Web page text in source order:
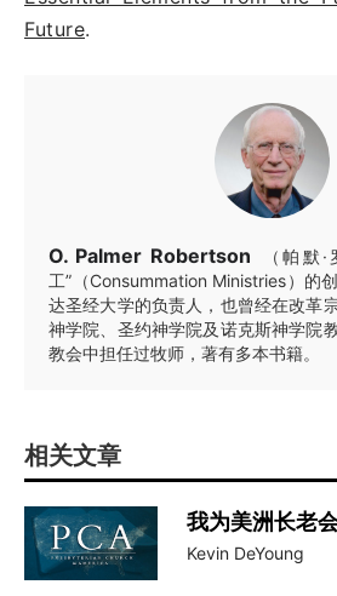
Future.
O. Palmer Robertson
（帕默
工”（Consummation Ministries）的
达圣经大学的负责人，也曾经在改革
神学院、圣约神学院及诺克斯神学院
教会中担任过牧师，著有多本书籍。
相关文章
我为美洲长老
Kevin DeYoung